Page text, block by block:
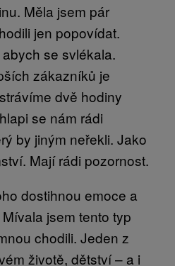
Měla jsem pár
jen popovídat.
se svlékala.
zákazníků je
dvě hodiny
se nám rádi
by jiným neřekli. Jako
Mají rádi pozornost.
dostihnou emoce a
jsem tento typ
chodili. Jeden z
životě, dětství – a i